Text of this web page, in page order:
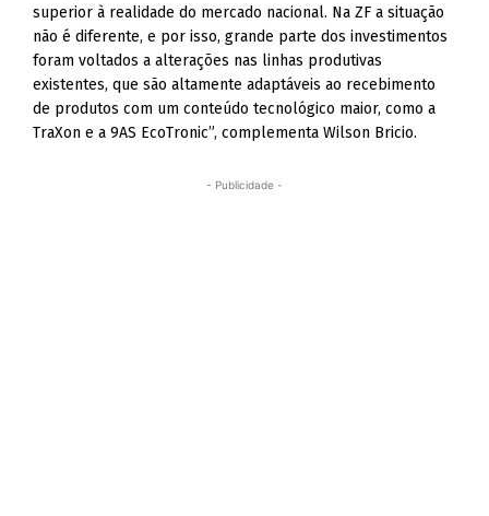
superior à realidade do mercado nacional. Na ZF a situação
não é diferente, e por isso, grande parte dos investimentos
foram voltados a alterações nas linhas produtivas
existentes, que são altamente adaptáveis ao recebimento
de produtos com um conteúdo tecnológico maior, como a
TraXon e a 9AS EcoTronic”, complementa Wilson Bricio.
- Publicidade -